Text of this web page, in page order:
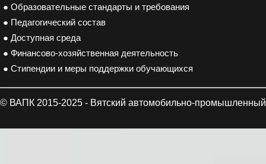
● Образовательные стандарты и требования
● Педагогический состав
● Доступная среда
● Финансово-хозяйственная деятельность
● Стипендии и меры поддержки обучающихся
© ВАПК 2015-2025 - Вятский автомобильно-